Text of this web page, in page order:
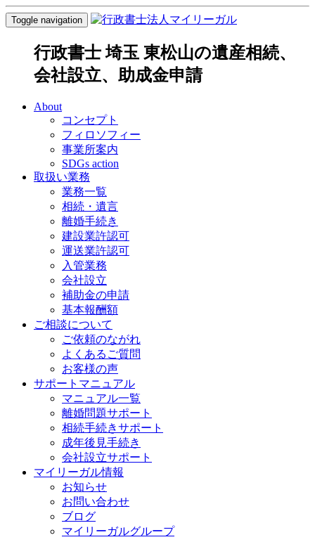
Toggle navigation
行政書士 埼玉 東松山の遺産相続、
会社設立、助成金申請
About
コンセプト
フィロソフィー
事業所案内
SDGs action
取扱い業務
業務一覧
相続・遺言
離婚手続き
建設業許認可
運送業許認可
入管業務
会社設立
補助金の申請
基本報酬額
ご相談について
ご依頼のながれ
よくあるご質問
お客様の声
サポートマニュアル
マニュアル一覧
離婚問題サポート
相続手続きサポート
成年後見手続き
会社設立サポート
マイリーガル情報
お知らせ
お問い合わせ
ブログ
マイリーガルグループ